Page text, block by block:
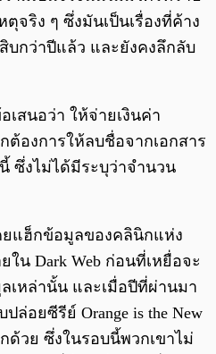
จริง ๆ ซึ่งมันเป็นเรื่องที่ค้าง
บกว่าปีแล้ว และยังคงลึกลับ
เสนอว่า ให้จ่ายเงินค่า
ต้องการให้ลบชื่อจากเอกสาร
ซึ่งไม่ได้มีระบุว่าจำนวน
ยแฮ็กข้อมูลของคลินิกแห่ง
น Dark Web ก่อนที่เหยื่อจะ
เหล่านั้น และเมื่อปีที่ผ่านมา
ล่อยซีรีย์ Orange is the New
ด้วย ซึ่งในรอบนี้พวกเขาไม่